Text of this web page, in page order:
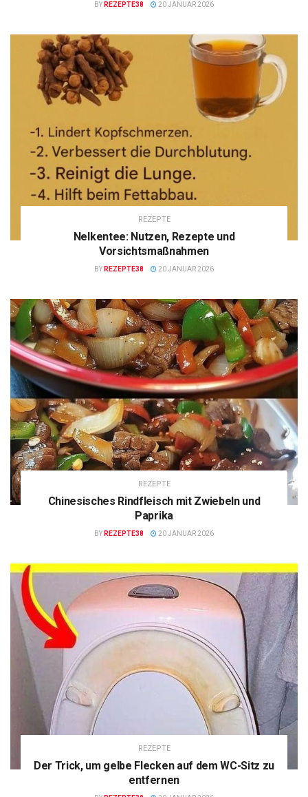
BY REZEPTE38 20 JANUAR 2026
REZEPTE
Nelkentee: Nutzen, Rezepte und
Vorsichtsmaßnahmen
BY REZEPTE38 20 JANUAR 2026
REZEPTE
Chinesisches Rindfleisch mit Zwiebeln und
Paprika
BY REZEPTE38 20 JANUAR 2026
REZEPTE
Der Trick, um gelbe Flecken auf dem WC-Sitz zu
entfernen